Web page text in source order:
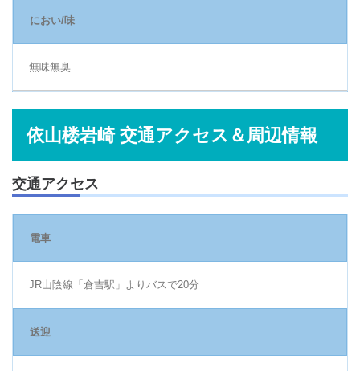
におい/味
無味無臭
依山楼岩崎 交通アクセス＆周辺情報
交通アクセス
電車
JR山陰線「倉吉駅」よりバスで20分
送迎